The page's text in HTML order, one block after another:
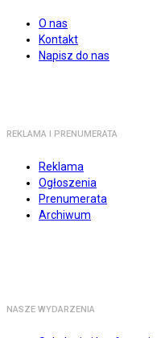
O nas
Kontakt
Napisz do nas
REKLAMA I PRENUMERATA
Reklama
Ogłoszenia
Prenumerata
Archiwum
NASZE WYDARZENIA